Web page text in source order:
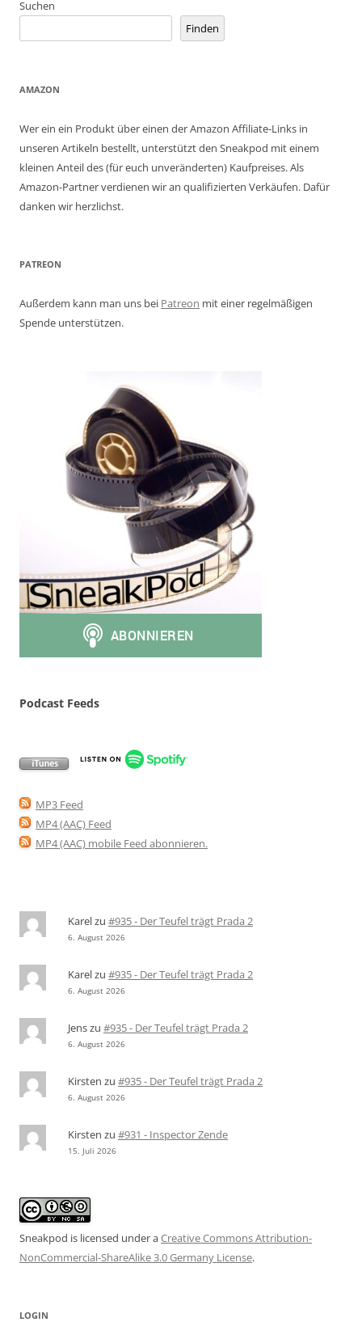
Suchen
Finden
AMAZON
Wer ein ein Produkt über einen der Amazon Affiliate-Links in
unseren Artikeln bestellt, unterstützt den Sneakpod mit einem
kleinen Anteil des (für euch unveränderten) Kaufpreises. Als
Amazon-Partner verdienen wir an qualifizierten Verkäufen. Dafür
danken wir herzlichst.
PATREON
Außerdem kann man uns bei Patreon mit einer regelmäßigen
Spende unterstützen.
Podcast Feeds
MP3 Feed
MP4 (AAC) Feed
MP4 (AAC) mobile Feed abonnieren.
Karelzu #935 - Der Teufel trägt Prada 2
6. August 2026
Karelzu #935 - Der Teufel trägt Prada 2
6. August 2026
Jenszu #935 - Der Teufel trägt Prada 2
6. August 2026
Kirsten zu #935 - Der Teufel trägt Prada 2
6. August 2026
Kirsten zu #931 - Inspector Zende
15. Juli 2026
Sneakpod is licensed under aCreative Commons Attribution-
NonCommercial-ShareAlike 3.0 Germany License.
LOGIN